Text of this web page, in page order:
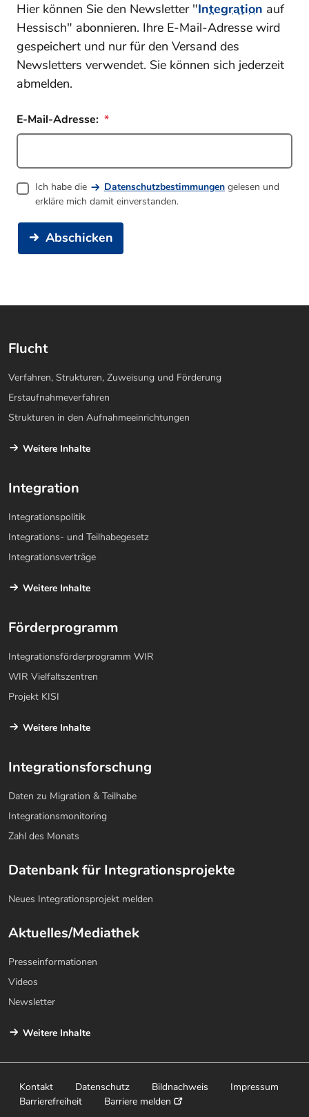
Hier können Sie den Newsletter "Integration auf
Hessisch" abonnieren. Ihre E-Mail-Adresse wird
gespeichert und nur für den Versand des
Newsletters verwendet. Sie können sich jederzeit
abmelden.
E-Mail-Adresse:
Ich habe die Datenschutzbestimmungen gelesen und
erkläre mich damit einverstanden.
Abschicken
Flucht
Verfahren, Strukturen, Zuweisung und Förderung
Erstaufnahmeverfahren
Strukturen in den Aufnahmeeinrichtungen
Weitere Inhalte
Integration
Integrationspolitik
Integrations- und Teilhabegesetz
Integrationsverträge
Weitere Inhalte
Förderprogramm
Integrationsförderprogramm WIR
WIR Vielfaltszentren
Projekt KISI
Weitere Inhalte
Integrationsforschung
Daten zu Migration & Teilhabe
Integrationsmonitoring
Zahl des Monats
Datenbank für Integrationsprojekte
Neues Integrationsprojekt melden
Aktuelles/Mediathek
Presseinformationen
Videos
Newsletter
Weitere Inhalte
Kontakt Datenschutz Bildnachweis
Impressum
Barrierefreiheit
Barriere melden